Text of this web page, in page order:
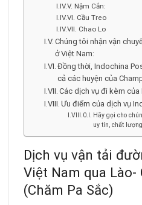
Nậm Cắn:
Cầu Treo
Chao Lo
Chúng tôi nhận vận
ở Việt Nam:
Đồng thời, Indochina
cả các huyện của
Các dịch vụ đi kèm của
Ưu điểm của dịch vụ
Hãy gọi cho
uy tín, chất
Dịch vụ vận tải
Việt Nam qua Lào-
(Chăm Pa Sắc)